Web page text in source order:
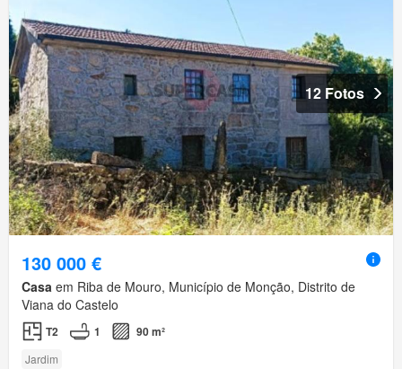
12 Fotos
130 000 €
Casa em Riba de Mouro, Município de Monção, Distrito de
Viana do Castelo
T2 1 90 m²
Jardim